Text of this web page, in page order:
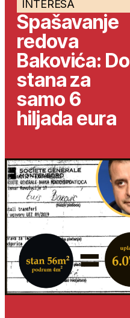
INTERESA
Spašavanje
redova
Bakovića: Do
stana za
samo 6
hiljada eura